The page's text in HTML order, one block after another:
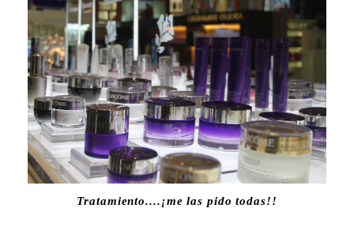
Tratamiento....¡me las pido todas!!